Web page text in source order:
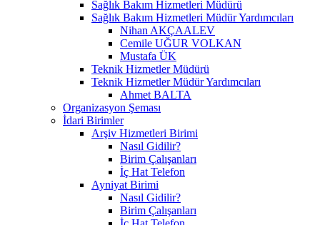
Sağlık Bakım Hizmetleri Müdürü
Sağlık Bakım Hizmetleri Müdür Yardımcıları
Nihan AKÇAALEV
Cemile UĞUR VOLKAN
Mustafa ÜK
Teknik Hizmetler Müdürü
Teknik Hizmetler Müdür Yardımcıları
Ahmet BALTA
Organizasyon Şeması
İdari Birimler
Arşiv Hizmetleri Birimi
Nasıl Gidilir?
Birim Çalışanları
İç Hat Telefon
Ayniyat Birimi
Nasıl Gidilir?
Birim Çalışanları